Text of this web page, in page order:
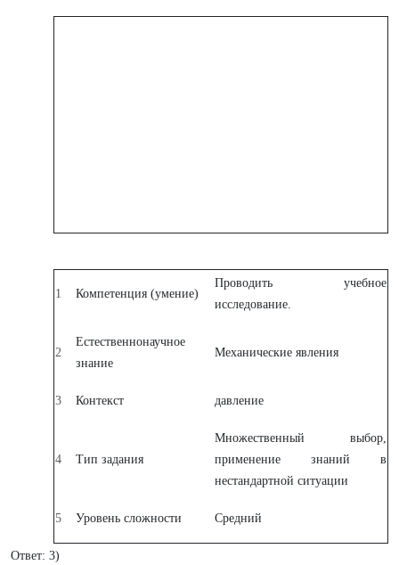
1 Компетенция (умение)
Проводить учебное
исследование.
2
Естественнонаучное
знание
Механические явления
3 Контекст давление
4 Тип задания
Множественный выбор,
применение знаний в
нестандартной ситуации
5 Уровень сложности Средний
Ответ: 3)